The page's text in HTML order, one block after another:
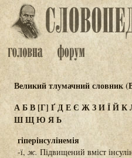
Великий тлумачний словник
АБВ[Г] ҐДЕЄ ЖЗИЇЙК
ШЩЮЯЬ
гіперінсулінемія
-ї, ж. Підвищений вміст